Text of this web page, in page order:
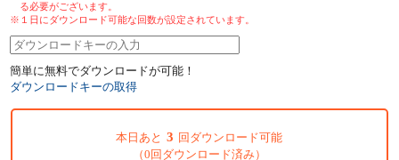
る必要がございます。
※１日にダウンロード可能な回数が設定されています。
簡単に無料でダウンロードが可能！
ダウンロードキーの取得
本日あと 3 回ダウンロード可能
（0回ダウンロード済み）